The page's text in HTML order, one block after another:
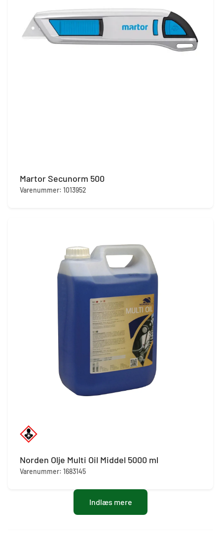
Martor Secunorm 500
Varenummer: 1013952
Norden Olje Multi Oil Middel 5000 ml
Varenummer: 1683145
Indlæs mere